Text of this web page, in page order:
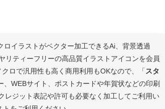
ロイラストがベクター加工できるAi、背景透過
リティーフリーの高品質イラストアイコンを会員
ロで汎用性も高く商用利用もOKなので、「 スタ
、WEBサイト、ポストカードや年賀状などの印刷
ジット表記や許可も必要なく加工してご利用い